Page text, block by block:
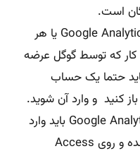
است.
اگر شما بخواهید از Google Analytics یا هر
کار که توسط گوگل عرضه
حتما یک حساب
کنید و وارد آن شوید.
سپس برای نصب Google Analytics باید وارد
وب‌سایت رسمی آن شده و روی Access